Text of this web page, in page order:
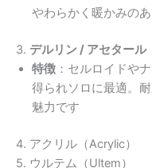
やわらかく暖かみの
3. デルリン / アセター
特徴 ：セルロイドや
得られソロに最適。
魅力です
4. アクリル（Acrylic）
5. ウルテム（Ultem）